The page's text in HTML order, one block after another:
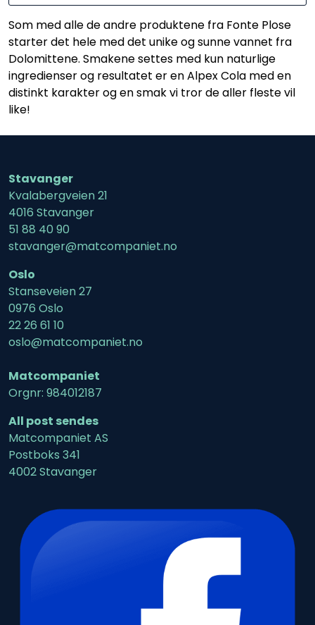
Som med alle de andre produktene fra Fonte Plose
starter det hele med det unike og sunne vannet fra
Dolomittene. Smakene settes med kun naturlige
ingredienser og resultatet er en Alpex Cola med en
distinkt karakter og en smak vi tror de aller fleste vil
like!
Stavanger
Kvalabergveien 21
4016 Stavanger
51 88 40 90
stavanger@matcompaniet.no
Oslo
Stanseveien 27
0976 Oslo
22 26 61 10
oslo@matcompaniet.no
Matcompaniet
Orgnr: 984012187
All post sendes
Matcompaniet AS
Postboks 341
4002 Stavanger